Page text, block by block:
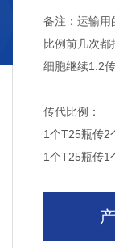
备注：运输用
比例前几次
细胞继续1:2
传代比例：
1个T25瓶传2
1个T25瓶传1